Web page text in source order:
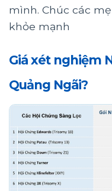
mình. Chúc các
khỏe mạnh
Giá xét nghiệm
Quảng Ngãi?